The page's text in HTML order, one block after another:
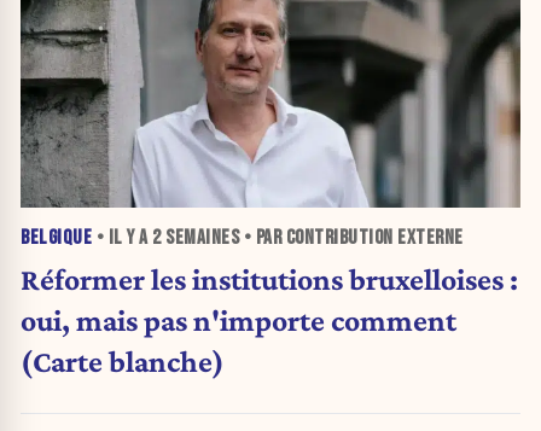
BELGIQUE • IL Y A 2 SEMAINES• PAR CONTRIBUTION EXTERNE
Réformer les institutions bruxelloises :
oui, mais pas n'importe comment
(Carte blanche)